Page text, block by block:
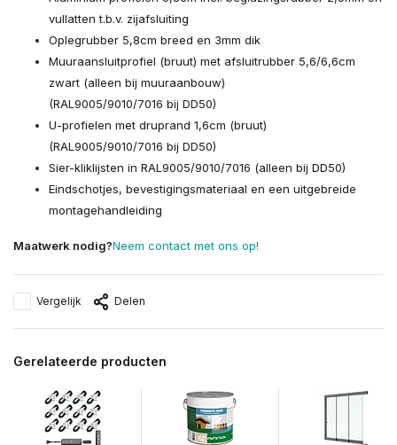
vullatten t.b.v. zijafsluiting
Oplegrubber 5,8cm breed en 3mm dik
Muuraansluitprofiel (bruut) met afsluitrubber 5,6/6,6cm
zwart (alleen bij muuraanbouw)
(RAL9005/9010/7016 bij DD50)
U-profielen met druprand 1,6cm (bruut)
(RAL9005/9010/7016 bij DD50)
Sier-kliklijsten in RAL9005/9010/7016 (alleen bij DD50)
Eindschotjes, bevestigingsmateriaal en een uitgebreide
montagehandleiding
Maatwerk nodig?Neem contact met ons op!
Vergelijk Delen
Gerelateerde producten